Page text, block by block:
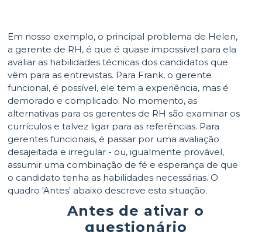
Em nosso exemplo, o principal problema de Helen,
a gerente de RH, é que é quase impossível para ela
avaliar as habilidades técnicas dos candidatos que
vêm para as entrevistas. Para Frank, o gerente
funcional, é possível, ele tem a experiência, mas é
demorado e complicado. No momento, as
alternativas para os gerentes de RH são examinar os
currículos e talvez ligar para as referências. Para
gerentes funcionais, é passar por uma avaliação
desajeitada e irregular - ou, igualmente provável,
assumir uma combinação de fé e esperança de que
o candidato tenha as habilidades necessárias. O
quadro 'Antes' abaixo descreve esta situação.
Antes de ativar o
questionário